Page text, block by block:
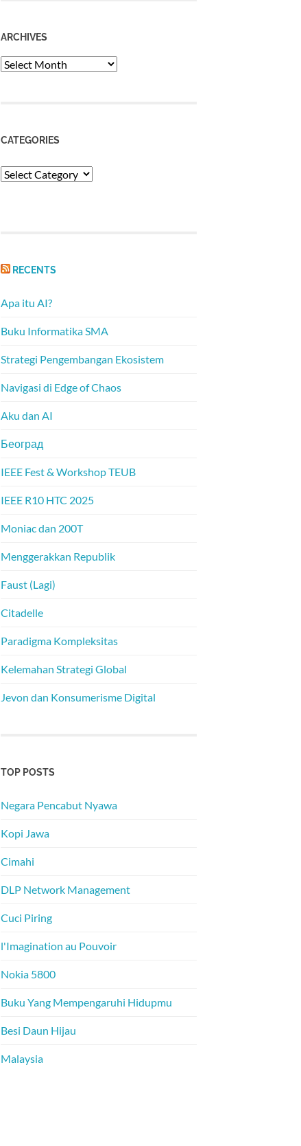
ARCHIVES
Archives
CATEGORIES
Categories
RECENTS
Apa itu AI?
Buku Informatika SMA
Strategi Pengembangan Ekosistem
Navigasi di Edge of Chaos
Aku dan AI
Београд
IEEE Fest & Workshop TEUB
IEEE R10 HTC 2025
Moniac dan 200T
Menggerakkan Republik
Faust (Lagi)
Citadelle
Paradigma Kompleksitas
Kelemahan Strategi Global
Jevon dan Konsumerisme Digital
TOP POSTS
Negara Pencabut Nyawa
Kopi Jawa
Cimahi
DLP Network Management
Cuci Piring
l'Imagination au Pouvoir
Nokia 5800
Buku Yang Mempengaruhi Hidupmu
Besi Daun Hijau
Malaysia